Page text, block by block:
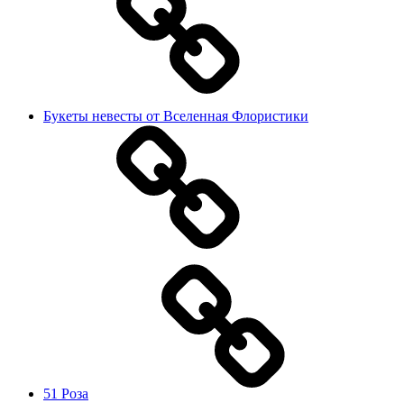
Букеты невесты от Вселенная Флористики
51 Роза